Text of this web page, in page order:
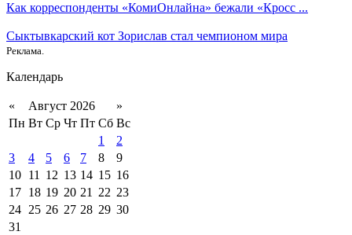
Как корреспонденты «КомиОнлайна» бежали «Кросс ...
Сыктывкарский кот Зорислав стал чемпионом мира
Реклама.
Календарь
« Август 2026
»
Пн Вт Ср Чт Пт Сб Вс
1
2
3
4 5 6 7 8
9
10 11 12 13 14 15 16
17 18 19 20 21 22 23
24 25 26 27 28 29 30
31